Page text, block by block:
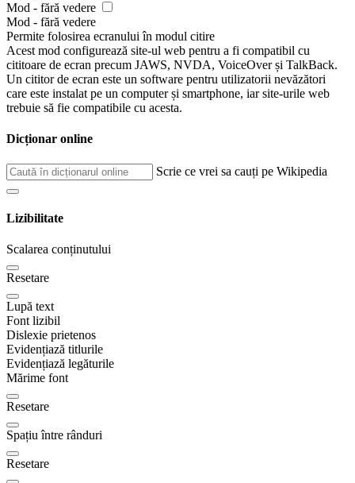
Mod - fără vedere
Mod - fără vedere
Permite folosirea ecranului în modul citire
Acest mod configurează site-ul web pentru a fi compatibil cu
cititoare de ecran precum JAWS, NVDA, VoiceOver și TalkBack.
Un cititor de ecran este un software pentru utilizatorii nevăzători
care este instalat pe un computer și smartphone, iar site-urile web
trebuie să fie compatibile cu acesta.
Dicționar online
Scrie ce vrei sa cauți pe Wikipedia
Lizibilitate
Scalarea conținutului
Resetare
Lupă text
Font lizibil
Dislexie prietenos
Evidențiază titlurile
Evidențiază legăturile
Mărime font
Resetare
Spațiu între rânduri
Resetare